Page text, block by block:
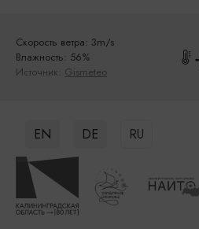
Скорость ветра: 3m/s
Влажность: 56%
Источник: Gismeteo
EN DE RU